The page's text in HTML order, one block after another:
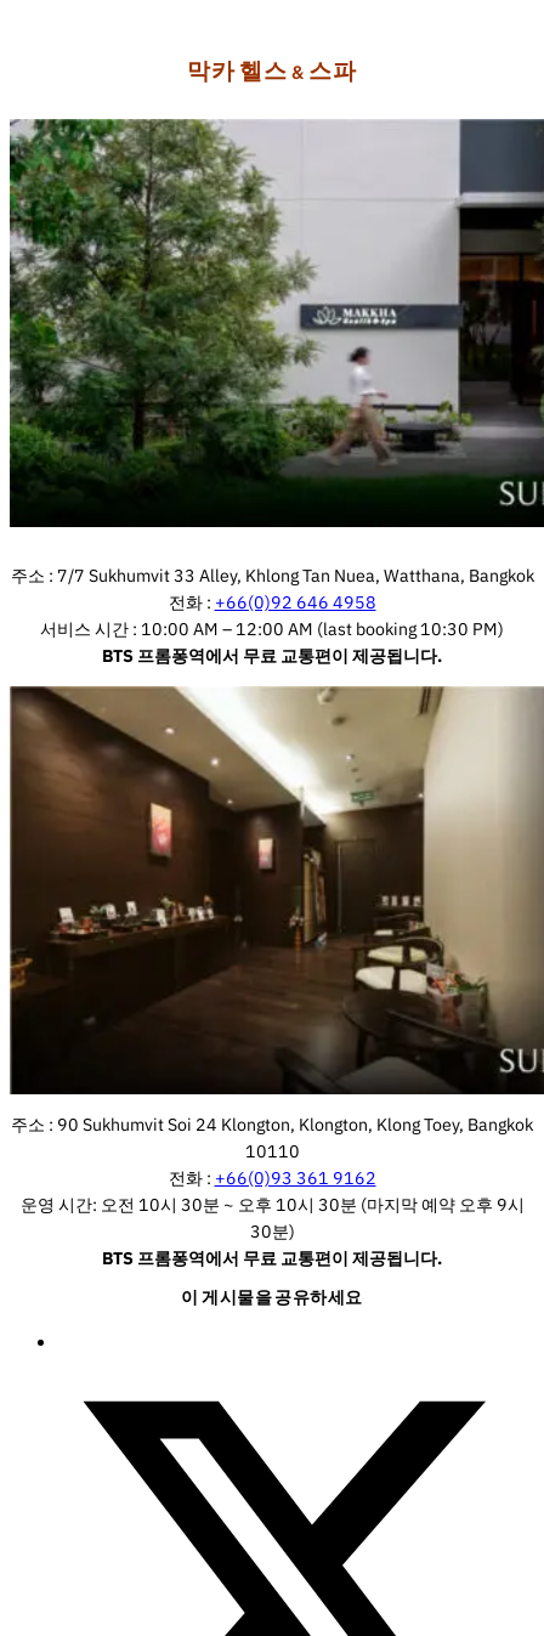
막카 헬스 & 스파
주소 : 7/7 Sukhumvit 33 Alley, Khlong Tan Nuea, Watthana, Bangkok
전화 : +66(0)92 646 4958
서비스 시간 : 10:00 AM – 12:00 AM (last booking 10:30 PM)
BTS 프롬퐁역에서 무료 교통편이 제공됩니다.
주소 : 90 Sukhumvit Soi 24 Klongton, Klongton, Klong Toey, Bangkok
10110
전화 : +66(0)93 361 9162
운영 시간: 오전 10시 30분 ~ 오후 10시 30분 (마지막 예약 오후 9시
30분)
BTS 프롬퐁역에서 무료 교통편이 제공됩니다.
이 게시물을 공유하세요